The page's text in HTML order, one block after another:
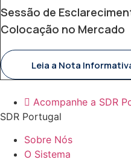
Sessão de
Colocação no Mercado
Leia a Nota
Acompanhe a SDR
SDR Portugal
Sobre Nós
O Sistema